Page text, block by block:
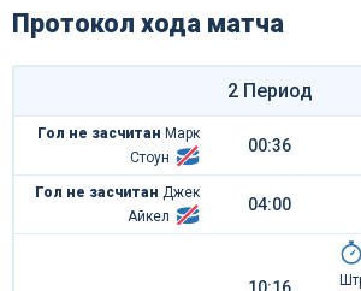
Протокол хода матча
2 Период
Гол не засчитан Марк
Стоун
00:36
Гол не засчитан Джек
Айкел
04:00
10:16